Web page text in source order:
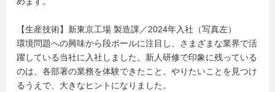
【生産技術】新東京工場 製造課／2024年入社（写真左）
環境問題への興味から段ボールに注目し、さまざまな業界で活
躍している当社に入社しました。新人研修で印象に残っている
のは、各部署の業務を体験できたこと。やりたいことを見つけ
るうえで、大きなヒントになりました。